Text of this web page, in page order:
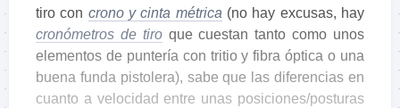
tiro con crono y cinta métrica (no hay excusas, hay
cronómetros de tiroque cuestan tanto como unos
elementos de puntería con tritio y fibra óptica o una
buena funda pistolera), sabe que las diferencias en
cuanto a velocidad entre unas posiciones/posturas